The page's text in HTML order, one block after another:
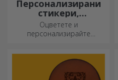
Персонализирани
стикери,
самозалепващи се
етикети
Оцветете и
персонализирайте